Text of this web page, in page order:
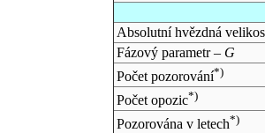
Absolutní hvězdná
Fázový parametr – G
Počet pozorování*)
Počet opozic*)
Pozorována v letech*)